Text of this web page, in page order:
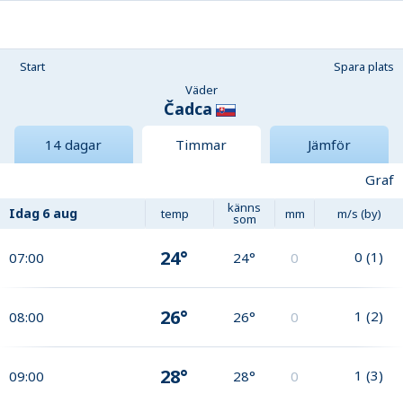
Start
Spara plats
Väder
Čadca
14 dagar Timmar
Jämför
Graf
Idag 6 aug temp känns
som mm m/s (by)
07:00 24° 24° 0 0 (1)
08:00 26° 26° 0 1 (2)
09:00 28° 28° 0 1 (3)